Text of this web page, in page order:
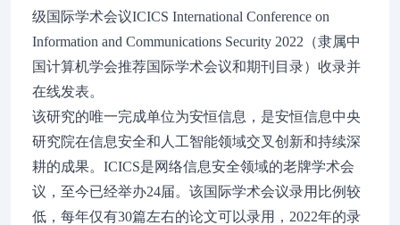
级国际学术会议ICICS International Conference on
Information and Communications Security 2022（隶属中
国计算机学会推荐国际学术会议和期刊目录）收录并
在线发表。
该研究的唯一完成单位为安恒信息，是安恒信息中央
研究院在信息安全和人工智能领域交叉创新和持续深
耕的成果。ICICS是网络信息安全领域的老牌学术会
议，至今已经举办24届。该国际学术会议录用比例较
低，每年仅有30篇左右的论文可以录用，2022年的录